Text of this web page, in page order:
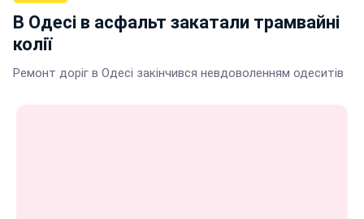
В Одесі в асфальт закатали трамвайні
колії
Ремонт доріг в Одесі закінчився невдоволенням одеситів